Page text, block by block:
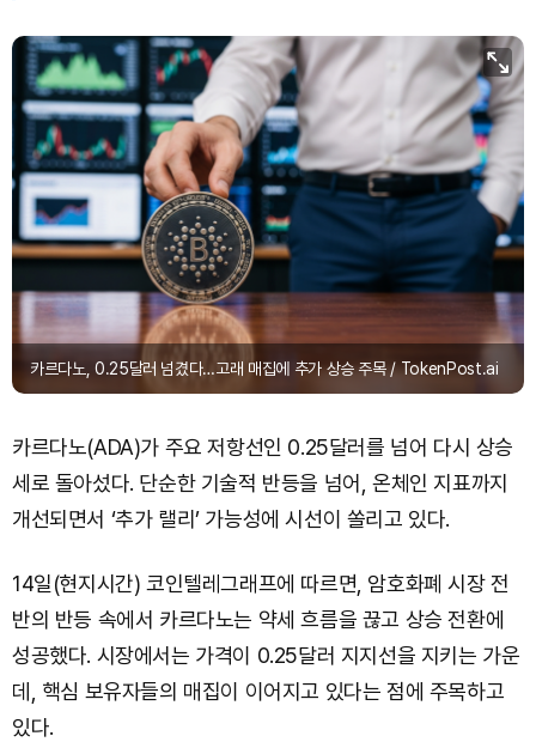
카르다노, 0.25달러 넘겼다…고래 매집에 추가 상승 주목 / TokenPost.ai
카르다노(ADA)가 주요 저항선인 0.25달러를 넘어 다시 상승
세로 돌아섰다. 단순한 기술적 반등을 넘어, 온체인 지표까지
개선되면서 ‘추가 랠리’ 가능성에 시선이 쏠리고 있다.
14일(현지시간) 코인텔레그래프에 따르면, 암호화폐 시장 전
반의 반등 속에서 카르다노는 약세 흐름을 끊고 상승 전환에
성공했다. 시장에서는 가격이 0.25달러 지지선을 지키는 가운
데, 핵심 보유자들의 매집이 이어지고 있다는 점에 주목하고
있다.